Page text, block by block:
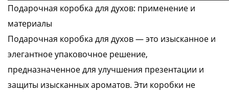
Подарочная коробка для духов: применение и
материалы
Подарочная коробка для духов — это изысканное и
элегантное упаковочное решение,
предназначенное для улучшения презентации и
защиты изысканных ароматов. Эти коробки не